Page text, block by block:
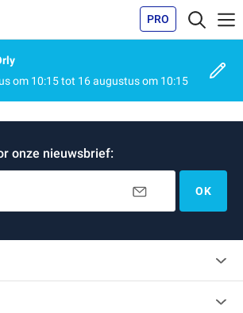
PRO
om 10:15tot 16 augustusom 10:15
onze nieuwsbrief:
OK